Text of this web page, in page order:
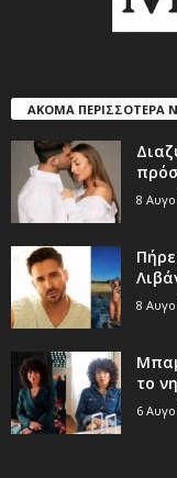
ΑΚΟΜΑ ΠΕΡΙΣΣΟΤΕΡΑ
8
8
το
6